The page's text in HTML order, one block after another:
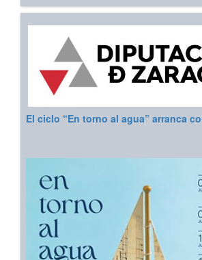
El ciclo “En torno al agua” arranca